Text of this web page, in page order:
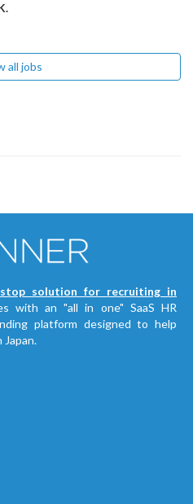
all jobs
solution for recruiting in
with an "all in one" SaaS HR
platform designed to help